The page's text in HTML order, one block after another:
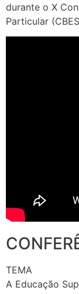
durante o X
Particular
TEMA
A Educação